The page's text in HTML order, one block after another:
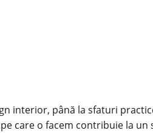
interior, până la sfaturi
care o facem contribuie la un